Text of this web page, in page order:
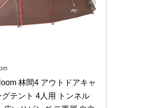
林間4 アウトドアキャ
グテント 4人用 トンネル